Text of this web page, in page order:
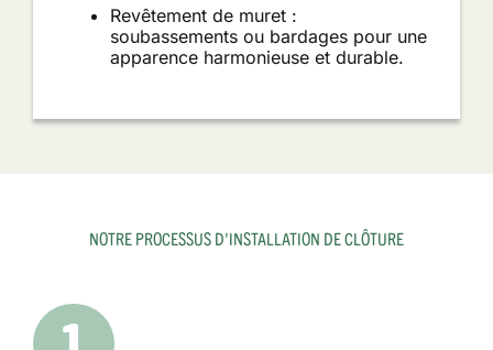
Revêtement de muret :
soubassements ou bardages pour une
apparence harmonieuse et durable.
NOTRE PROCESSUS D’INSTALLATION DE CLÔTURE